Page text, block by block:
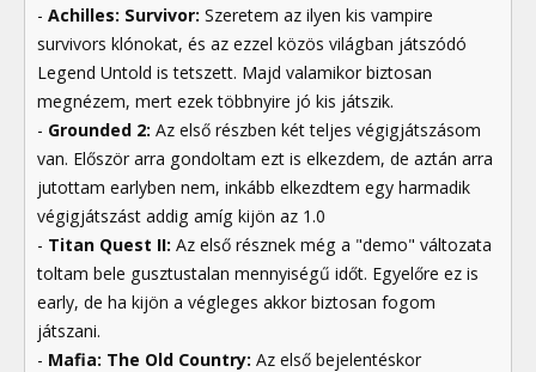
- Achilles: Survivor: Szeretem az ilyen kis vampire
survivors klónokat, és az ezzel közös világban játszódó
Legend Untold is tetszett. Majd valamikor biztosan
megnézem, mert ezek többnyire jó kis játszik.
- Grounded 2: Az első részben két teljes végigjátszásom
van. Először arra gondoltam ezt is elkezdem, de aztán arra
jutottam earlyben nem, inkább elkezdtem egy harmadik
végigjátszást addig amíg kijön az 1.0
- Titan Quest II: Az első résznek még a "demo" változata
toltam bele gusztustalan mennyiségű időt. Egyelőre ez is
early, de ha kijön a végleges akkor biztosan fogom
játszani.
- Mafia: The Old Country: Az első bejelentéskor